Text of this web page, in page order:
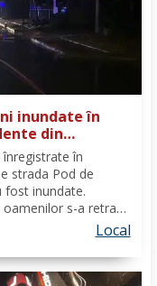
inundate în
din
în
strada Pod de
fost inundate.
s-a retras
pompierii militari
au...
Local